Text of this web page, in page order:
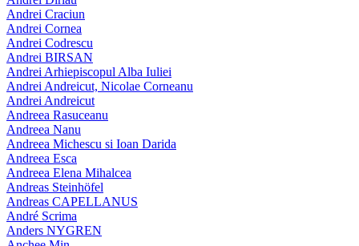
Andrei Craciun
Andrei Cornea
Andrei Codrescu
Andrei BIRSAN
Andrei Arhiepiscopul Alba Iuliei
Andrei Andreicut, Nicolae Corneanu
Andrei Andreicut
Andreea Rasuceanu
Andreea Nanu
Andreea Michescu si Ioan Darida
Andreea Esca
Andreea Elena Mihalcea
Andreas Steinhöfel
Andreas CAPELLANUS
André Scrima
Anders NYGREN